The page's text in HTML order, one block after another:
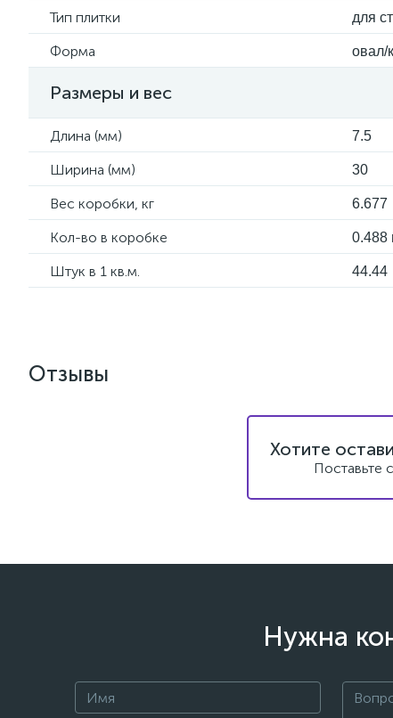
Тип плитки для
Форма овал/
Размеры и вес
Длина (мм) 7.5
Ширина (мм) 30
Вес коробки, кг 6.677
Кол-во в коробке 0.488
Штук в 1 кв.м. 44.44
Отзывы
Хотите
Поставьте
Нужна